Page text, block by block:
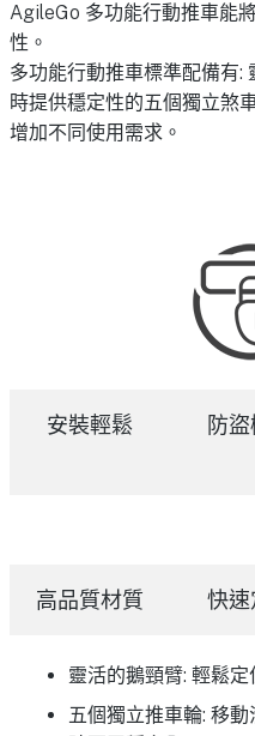
AgileGo 多功能行動推車能
性。
多功能行動推車標準配備有:
時提供穩定性的五個獨立煞
增加不同使用需求。
安裝輕鬆 防盜
高品質材質 快速
靈活的鵝頸臂: 輕鬆
五個獨立推車輪: 移